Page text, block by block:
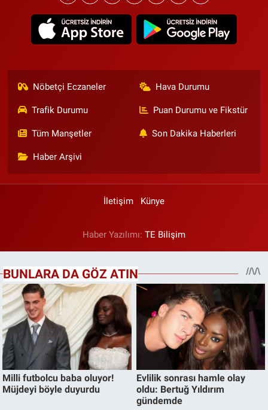
Nöbetçi Eczaneler Hava Durumu
Trafik Durumu Puan Durumu ve Fikstür
Tüm Manşetler Son Dakika Haberleri
Haber Arşivi
İletişim Künye
Haber Yazılımı: TE Bilişim